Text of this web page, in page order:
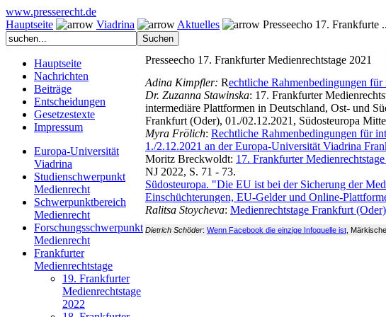
www.presserecht.de
Hauptseite
Viadrina Aktuelles Presseecho 17. Frankfurte
Hauptseite
Nachrichten
Beiträge
Entscheidungen
Gesetzestexte
Impressum
Europa-Universität
Viadrina
Studienschwerpunkt
Medienrecht
Schwerpunktbereich
Medienrecht
Forschungsschwerpunkt
Medienrecht
Frankfurter
Medienrechtstage
19. Frankfurter
Medienrechtstage
2022
Presseecho 17. Frankfurter Medienrechtstage 2021
Adina Kimpfler: Rechtliche Rahmenbedingungen
Dr. Zuzanna Stawinska: 17. Frankfurter
intermediäre Plattformen in Deutschland, Ost- und
Frankfurt (Oder), 01./02.12.2021, Südosteuropa
Myra Frölich: Rechtliche Rahmenbedingungen für
1./2.12.2021 an der Europa-Universität Viadrina
Moritz Breckwoldt: 17. Frankfurter
NJ 2022, S. 71 - 73.
Südosteuropa. "Die EU ist bei der Sicherung der
Einschüchterungen, EU-Gelder und Online-
Ralitsa Stoycheva: Medienrechtstage Frankfurt
Dietrich Schöder: Wenn Facebook die einzige Infoquelle ist ,